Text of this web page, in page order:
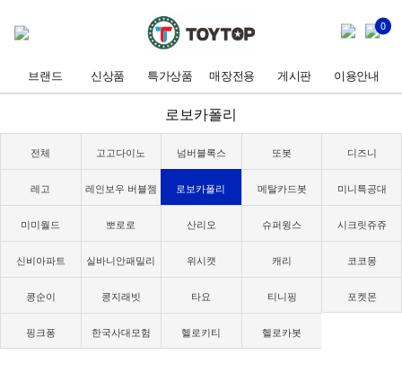
0
브랜드 신상품 특가상품 매장전용 게시판 이용안내
로보카폴리
전체 고고다이노 넘버블록스 또봇 디즈니
레고 레인보우 버블젬 로보카폴리 메탈카드봇 미니특공대
미미월드 뽀로로 산리오 슈퍼윙스 시크릿쥬쥬
신비아파트 실바니안패밀리 위시캣 캐리 코코몽
콩순이 콩지래빗 타요 티니핑 포켓몬
핑크퐁 한국사대모험 헬로키티 헬로카봇